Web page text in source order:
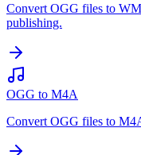
Convert OGG files to
publishing.
OGG to M4A
Convert OGG files to